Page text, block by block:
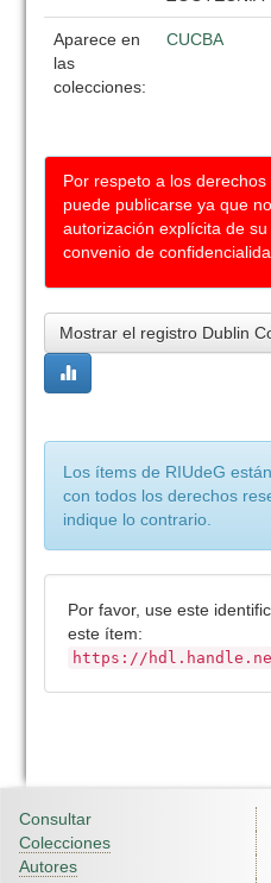
Aparece en
las
colecciones:
CUCBA
Por respeto a los
puede publicarse ya que
autorización explícita de
convenio de
Mostrar el registro Dublin
Los ítems de RIUdeG
con todos los derechos
indique lo contrario.
Por favor, use este
este ítem:
https://
Consultar
Colecciones
Autores